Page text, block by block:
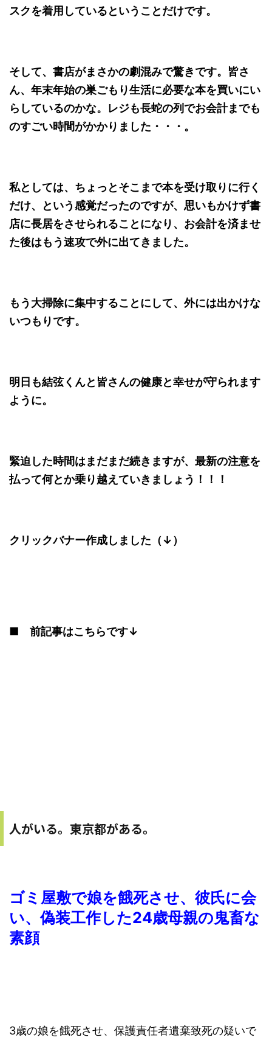
スクを着用しているということだけです。
そして、書店がまさかの劇混みで驚きです。皆さ
ん、年末年始の巣ごもり生活に必要な本を買いにい
らしているのかな。レジも長蛇の列でお会計までも
のすごい時間がかかりました・・・。
私としては、ちょっとそこまで本を受け取りに行く
だけ、という感覚だったのですが、思いもかけず書
店に長居をさせられることになり、お会計を済ませ
た後はもう速攻で外に出てきました。
もう大掃除に集中することにして、外には出かけな
いつもりです。
明日も結弦くんと皆さんの健康と幸せが守られます
ように。
緊迫した時間はまだまだ続きますが、最新の注意を
払って何とか乗り越えていきましょう！！！
クリックバナー作成しました（↓）
■ 前記事はこちらです↓
人がいる。東京都がある。
ゴミ屋敷で娘を餓死させ、彼氏に会
い、偽装工作した24歳母親の鬼畜な
素顔
3歳の娘を餓死させ、保護責任者遺棄致死の疑いで